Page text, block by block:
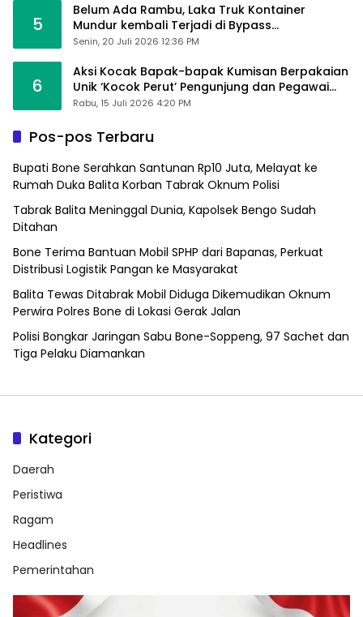
5
Belum Ada Rambu, Laka Truk Kontainer
Mundur kembali Terjadi di Bypass
Sumpallabbu
Senin, 20 Juli 2026 12:36 PM
6
Aksi Kocak Bapak-bapak Kumisan Berpakaian
Unik ‘Kocok Perut’ Pengunjung dan Pegawai
Alfamart, Ngaku Aktifkan Layar Sentuh Atm
Rabu, 15 Juli 2026 4:20 PM
Pos-pos Terbaru
Bupati Bone Serahkan Santunan Rp10 Juta, Melayat ke
Rumah Duka Balita Korban Tabrak Oknum Polisi
Tabrak Balita Meninggal Dunia, Kapolsek Bengo Sudah
Ditahan
Bone Terima Bantuan Mobil SPHP dari Bapanas, Perkuat
Distribusi Logistik Pangan ke Masyarakat
Balita Tewas Ditabrak Mobil Diduga Dikemudikan Oknum
Perwira Polres Bone di Lokasi Gerak Jalan
Polisi Bongkar Jaringan Sabu Bone-Soppeng, 97 Sachet dan
Tiga Pelaku Diamankan
Kategori
Daerah
Peristiwa
Ragam
Headlines
Pemerintahan